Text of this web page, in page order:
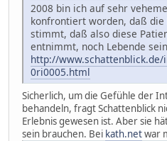
2008 bin ich auf sehr
konfrontiert worden, daß
stimmt, daß also diese
entnimmt, noch Lebende
http://
0ri0005.html
Sicherlich, um die Gefühle der
behandeln, fragt Schattenblick
Erlebnis gewesen ist. Aber sie
sein brauchen. Bei kath.netwar